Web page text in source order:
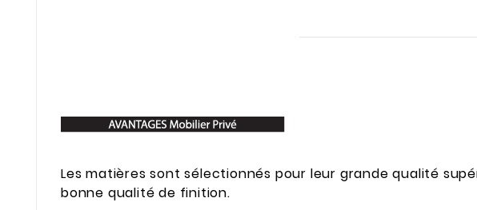
Les matières sont sélectionnés pour leur grande qualité
bonne qualité de finition.